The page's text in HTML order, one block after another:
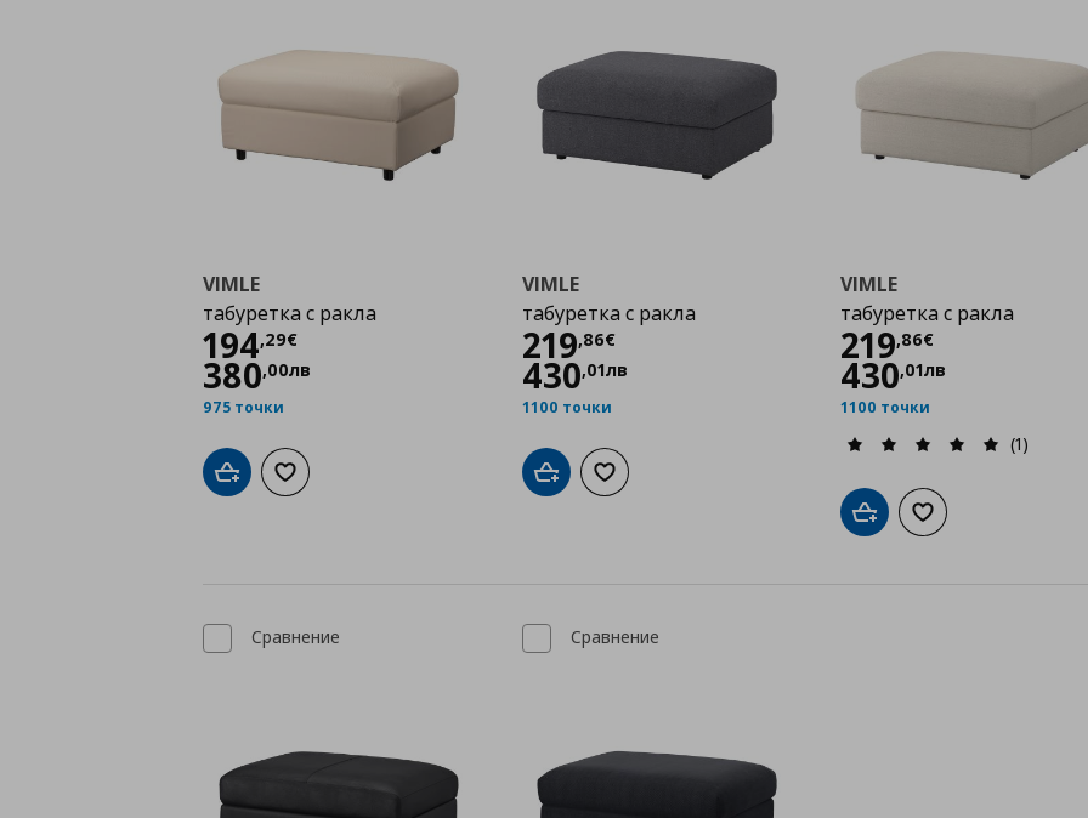
VIMLE
табуретка с ракла
194,29€
Цена
380,00лв
975 точки
Добави в кошницата
Добави към списъка с любими
VIMLE
табуретка с ракла
219,86€
Цена
430,01лв
1100 точки
Добави в кошницата
Добави към списъка с любими
VIMLE
табуретка с ракла
219,86€
Цена
430,01лв
1100 точки
(1)
Добави в кошницата
Добави към
Сравнение Сравнение